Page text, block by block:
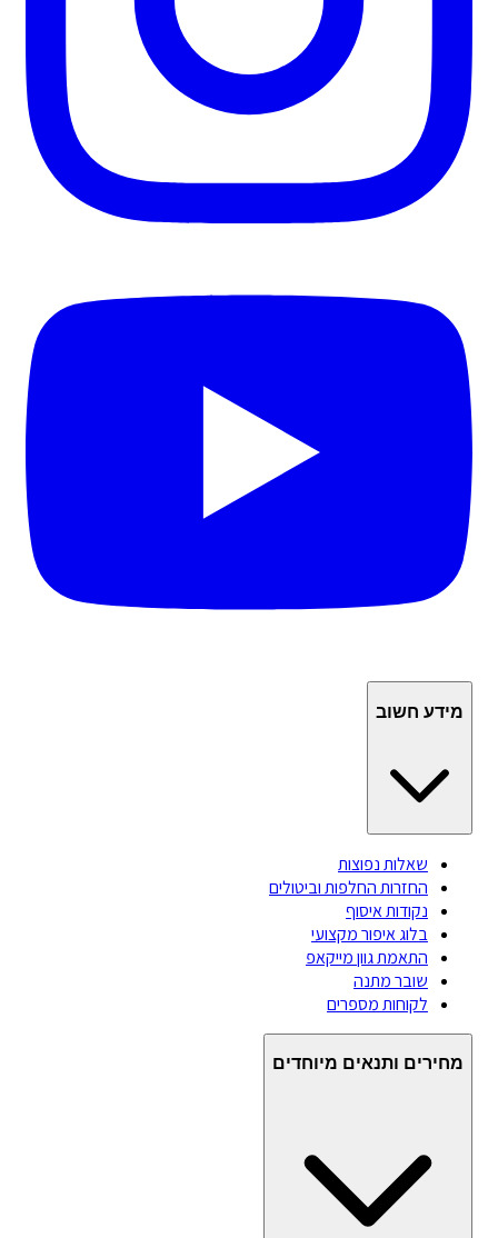
מידע חשוב
שאלות נפוצות
החזרות החלפות וביטולים
נקודות איסוף
בלוג איפור מקצועי
התאמת גוון מייקאפ
שובר מתנה
לקוחות מספרים
מחירים ותנאים מיוחדים